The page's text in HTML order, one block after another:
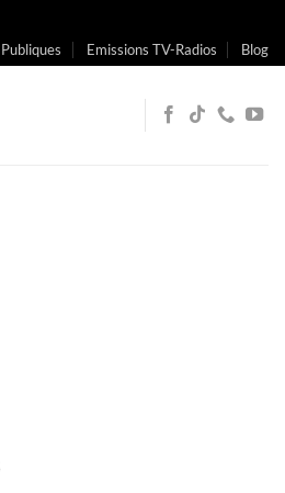
Emissions TV-Radios Blog